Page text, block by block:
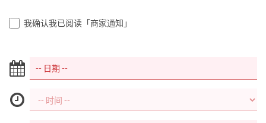
我确认我已阅读「商家通知」